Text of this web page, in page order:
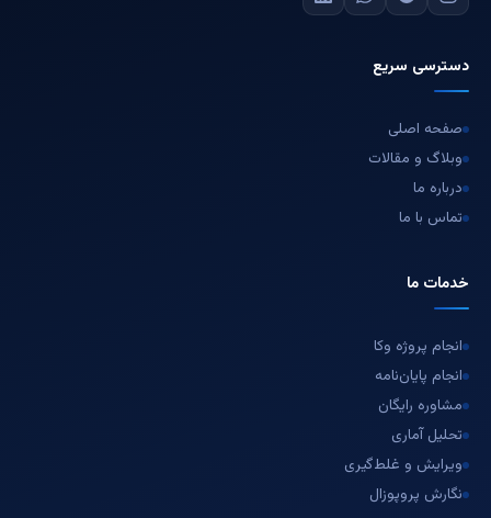
دسترسی سریع
صفحه اصلی
وبلاگ و مقالات
درباره ما
تماس با ما
خدمات ما
انجام پروژه وکا
انجام پایان‌نامه
مشاوره رایگان
تحلیل آماری
ویرایش و غلط‌گیری
نگارش پروپوزال